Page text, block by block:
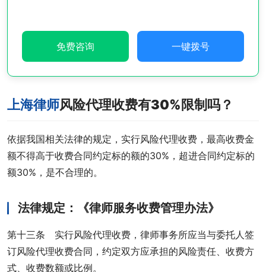
免费咨询 一键拨号
上海律师风险代理收费有30%限制吗？
依据我国相关法律的规定，实行风险代理收费，最高收费金
额不得高于收费合同约定标的额的30%，超进合同约定标的
额30%，是不合理的。
法律规定：《律师服务收费管理办法》
第十三条　实行风险代理收费，律师事务所应当与委托人签
订风险代理收费合同，约定双方应承担的风险责任、收费方
式、收费数额或比例。